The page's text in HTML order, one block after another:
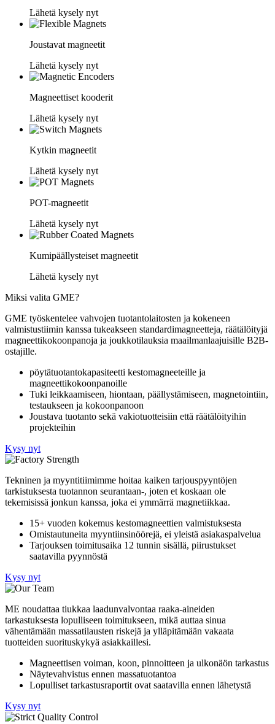
Lähetä kysely nyt
Joustavat magneetit
Lähetä kysely nyt
Magneettiset kooderit
Lähetä kysely nyt
Kytkin magneetit
Lähetä kysely nyt
POT-magneetit
Lähetä kysely nyt
Kumipäällysteiset magneetit
Lähetä kysely nyt
Miksi valita GME?
GME työskentelee vahvojen tuotantolaitosten ja kokeneen
valmistustiimin kanssa tukeakseen standardimagneetteja, räätälöityjä
magneettikokoonpanoja ja joukkotilauksia maailmanlaajuisille B2B-
ostajille.
pöytätuotantokapasiteetti kestomagneeteille ja
magneettikokoonpanoille
Tuki leikkaamiseen, hiontaan, päällystämiseen, magnetointiin,
testaukseen ja kokoonpanoon
Joustava tuotanto sekä vakiotuotteisiin että räätälöityihin
projekteihin
Kysy nyt
Tekninen ja myyntitiimimme hoitaa kaiken tarjouspyyntöjen
tarkistuksesta tuotannon seurantaan-, joten et koskaan ole
tekemisissä jonkun kanssa, joka ei ymmärrä magnetiikkaa.
15+ vuoden kokemus kestomagneettien valmistuksesta
Omistautuneita myyntiinsinöörejä, ei yleistä asiakaspalvelua
Tarjouksen toimitusaika 12 tunnin sisällä, piirustukset
saatavilla pyynnöstä
Kysy nyt
ME noudattaa tiukkaa laadunvalvontaa raaka-aineiden
tarkastuksesta lopulliseen toimitukseen, mikä auttaa sinua
vähentämään massatilausten riskejä ja ylläpitämään vakaata
tuotteiden suorituskykyä asiakkaillesi.
Magneettisen voiman, koon, pinnoitteen ja ulkonäön tarkastus
Näytevahvistus ennen massatuotantoa
Lopulliset tarkastusraportit ovat saatavilla ennen lähetystä
Kysy nyt